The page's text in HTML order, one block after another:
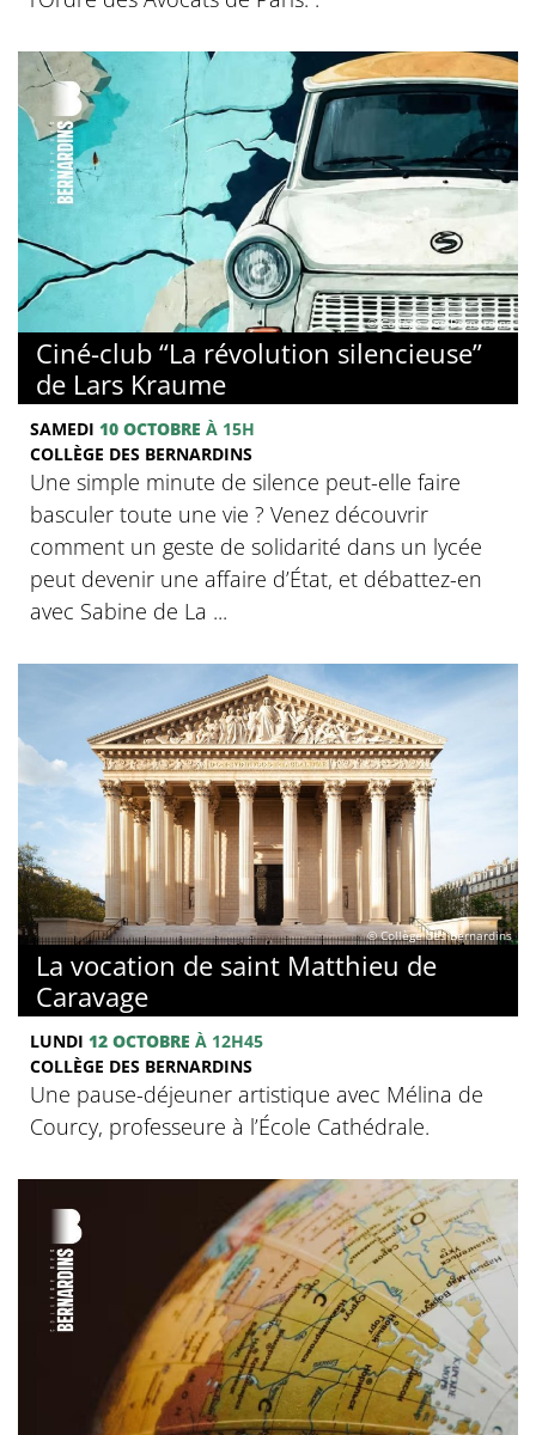
© Collège des Bernardins
Ciné-club “La révolution silencieuse”
de Lars Kraume
SAMEDI 10 OCTOBRE À 15H
COLLÈGE DES BERNARDINS
Une simple minute de silence peut-elle faire
basculer toute une vie ? Venez découvrir
comment un geste de solidarité dans un lycée
peut devenir une affaire d’État, et débattez-en
avec Sabine de La ...
© Collège des Bernardins
La vocation de saint Matthieu de
Caravage
LUNDI 12 OCTOBRE À 12H45
COLLÈGE DES BERNARDINS
Une pause-déjeuner artistique avec Mélina de
Courcy, professeure à l’École Cathédrale.